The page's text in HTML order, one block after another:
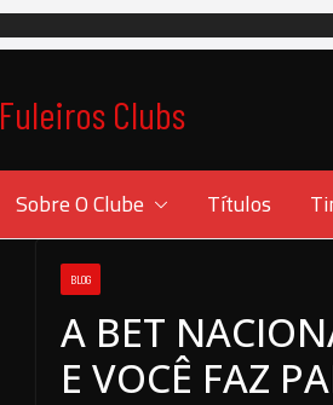
Fuleiros Clubs
Sobre O Clube Títulos
BLOG
A BET
E VOCÊ FAZ